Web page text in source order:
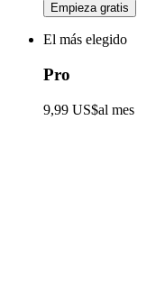
Empieza gratis
El más elegido
Pro
9,99 US$al mes